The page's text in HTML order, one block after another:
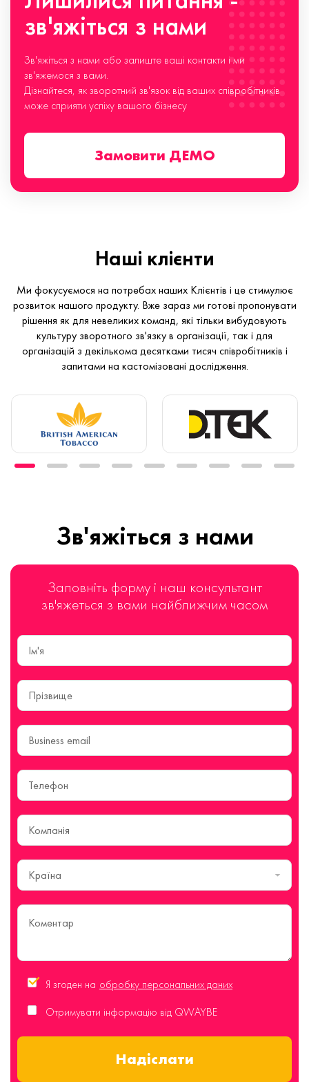
зв'яжіться з нами
Зв'яжіться з нами або залиште ваші контакти і ми
зв'яжемося з вами.
Дізнайтеся, як зворотний зв'язок від ваших співробітників
може сприяти успіху вашого бізнесу
Замовити ДЕМО
Наші клієнти
Ми фокусуємося на потребах наших Клієнтів і це стимулює
розвиток нашого продукту. Вже зараз ми готові пропонувати
рішення як для невеликих команд, які тільки вибудовують
культуру зворотного зв'язку в організації, так і для
організацій з декількома десятками тисяч співробітників і
запитами на кастомізовані дослідження.
Зв'яжіться з нами
Заповніть форму і наш консультант
зв'яжеться з вами найближчим часом
Країна
Я згоден на обробку персональних даних
Отримувати інформацію від QWAYBE
Надіслати